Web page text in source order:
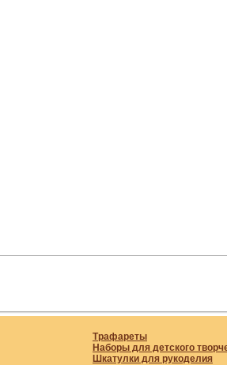
Трафареты
Наборы для детского
Шкатулки для рукоделия